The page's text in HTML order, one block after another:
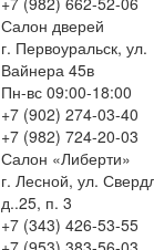
Салон дверей
г. Первоуральск, ул.
Вайнера 45в
Пн-вс 09:00-18:00
+7 (902) 274-03-40
+7 (982) 724-20-03
Салон «Либерти»
г. Лесной, ул.
д..25, п. 3
+7 (343) 426-53-55